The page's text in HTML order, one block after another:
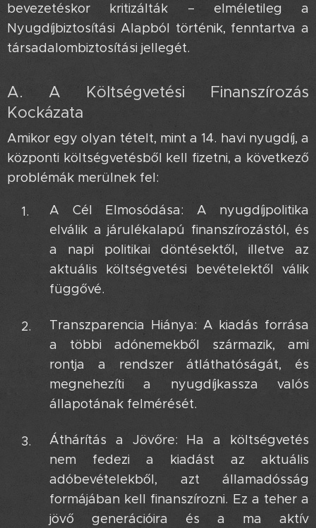
bevezetéskor kritizálták – elméletileg a
Nyugdíjbiztosítási Alapból történik, fenntartva a
társadalombiztosítási jellegét.
A. A Költségvetési Finanszírozás
Kockázata 💥
Amikor egy olyan tételt, mint a 14. havi nyugdíj, a
központi költségvetésből kell fizetni, a következő
problémák merülnek fel:
A Cél Elmosódása: A nyugdíjpolitika
elválik a járulékalapú finanszírozástól, és
a napi politikai döntésektől, illetve az
aktuális költségvetési bevételektől válik
függővé.
Transzparencia Hiánya: A kiadás forrása
a többi adónemekből származik, ami
rontja a rendszer átláthatóságát, és
megnehezíti a nyugdíjkassza valós
állapotának felmérését.
Áthárítás a Jövőre: Ha a költségvetés
nem fedezi a kiadást az aktuális
adóbevételekből, azt államadósság
formájában kell finanszírozni. Ez a teher a
jövő generációira és a ma aktív